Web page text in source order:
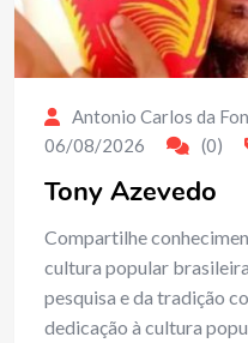
Antonio Carlos da
06/08/2026
(0)
Tony Azevedo
Compartilhe
cultura popular
pesquisa e da tradição
dedicação à cultura